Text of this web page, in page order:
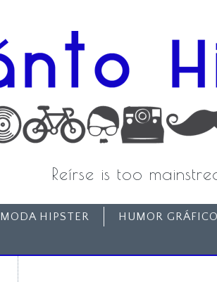
Reírse is too
MODA HIPSTER HUMOR